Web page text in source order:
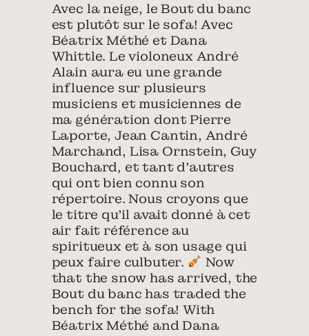
Avec la neige, le Bout du banc
est plutôt sur le sofa! Avec
Béatrix Méthé et Dana
Whittle. Le violoneux André
Alain aura eu une grande
influence sur plusieurs
musiciens et musiciennes de
ma génération dont Pierre
Laporte, Jean Cantin, André
Marchand, Lisa Ornstein, Guy
Bouchard, et tant d’autres
qui ont bien connu son
répertoire. Nous croyons que
le titre qu’il avait donné à cet
air fait référence au
spiritueux et à son usage qui
peux faire culbuter.
Now
that the snow has arrived, the
Bout du banc has traded the
bench for the sofa! With
Béatrix Méthé and Dana